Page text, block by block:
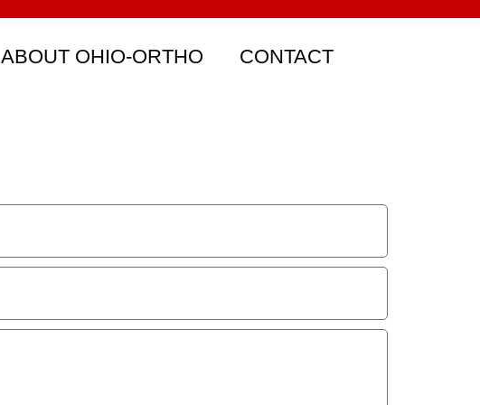
ABOUT OHIO-ORTHO CONTACT